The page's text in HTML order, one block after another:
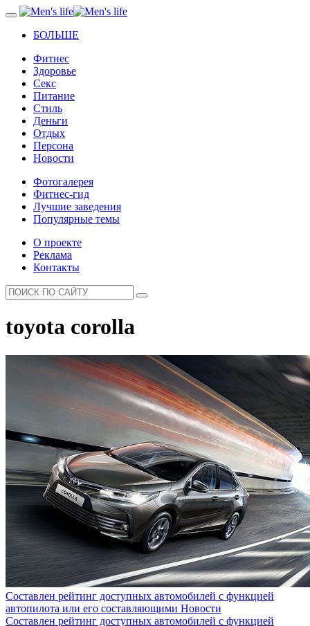
БОЛЬШЕ
Фитнес
Здоровье
Секс
Питание
Стиль
Деньги
Отдых
Персона
Новости
Фотогалерея
Фитнес-гид
Лучшие заведения
Популярные темы
О проекте
Реклама
Контакты
toyota corolla
Составлен рейтинг доступных автомобилей с функцией
автопилота или его составляющими Новости
Составлен рейтинг доступных автомобилей с функцией